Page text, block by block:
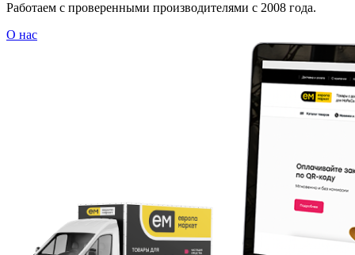
Работаем с проверенными производителями с 2008 года.
О нас